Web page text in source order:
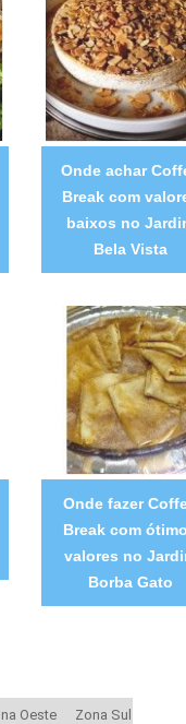
Onde achar
Break com
baixos no
Bela Vista
Onde fazer
Break com
valores no
Borba Gato
Oeste Zona Sul